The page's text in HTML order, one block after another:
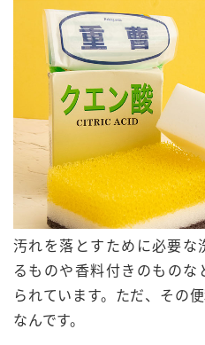
汚れを落とすために必要な
るものや香料付きのもの
られています。ただ、その
なんです。